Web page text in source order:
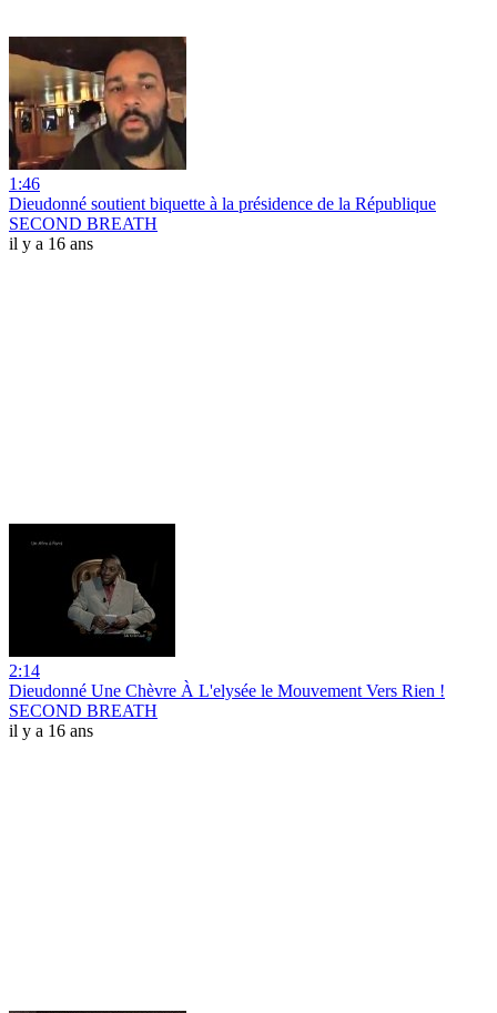
1:46
Dieudonné soutient biquette à la présidence de la République
SECOND BREATH
il y a 16 ans
2:14
Dieudonné Une Chèvre À L'elysée le Mouvement Vers Rien !
SECOND BREATH
il y a 16 ans